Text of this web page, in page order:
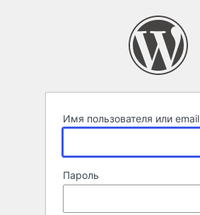
Имя пользователя или email
Пароль